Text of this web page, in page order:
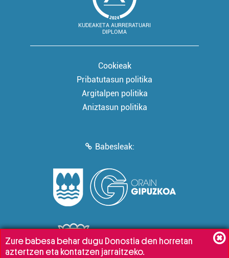
KUDEAKETA AURRERATUARI
DIPLOMA
Cookieak
Pribatutasun politika
Argitalpen politika
Aniztasun politika
Babesleak:
Zure babesa behar dugu Donostia den horretan
aztertzen eta kontatzen jarraitzeko.